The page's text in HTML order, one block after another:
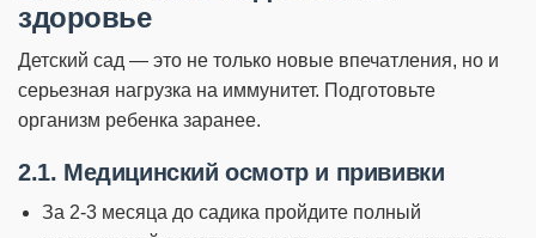
здоровье
Детский сад — это не только новые впечатления, но и
серьезная нагрузка на иммунитет. Подготовьте
организм ребенка заранее.
2.1. Медицинский осмотр и прививки
За 2-3 месяца до садика пройдите полный